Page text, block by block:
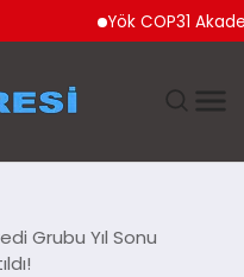
Yök COP31 Akademik
Grubu Yıl Sonu